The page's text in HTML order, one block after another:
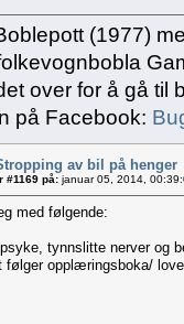
(1977)
over for å gå til
på Facebook:
av bil på henger
#1169 på: januar 05, 2014,
med følgende:
tynnslitte nerver og
følger opplæringsboka/